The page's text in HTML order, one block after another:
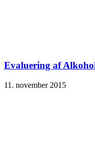
Evaluering af
11. november 2015